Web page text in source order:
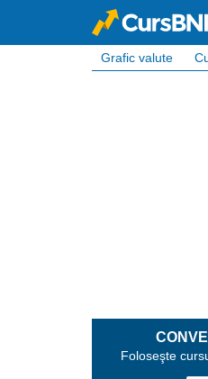
Grafic valute
Foloseşte